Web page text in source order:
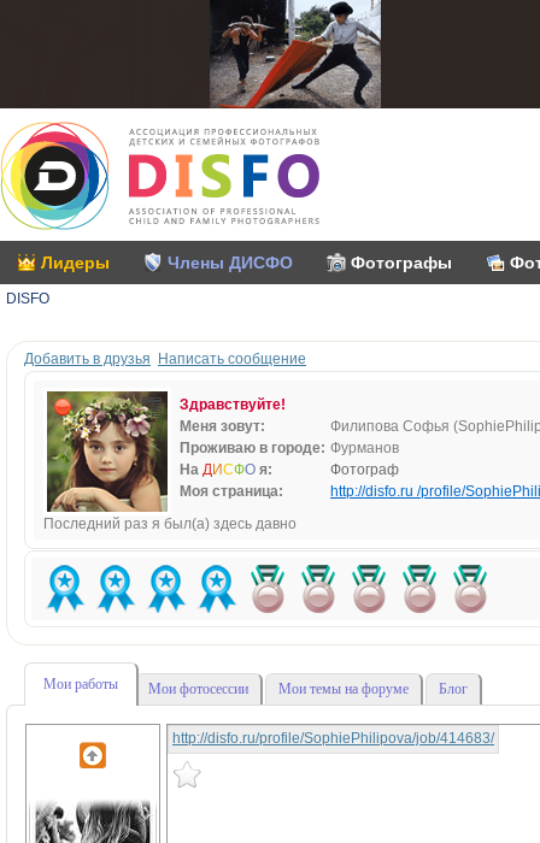
Лидеры Члены ДИСФО Фотографы
DISFO
Добавить в друзья Написать сообщение
Здравствуйте!
Меня зовут:
Филипова Софья
Проживаю в городе: Фурманов
На ДИСФО я:
Фотограф
Моя страница:
http://disfo.ru /profile/
Последний раз я был(а) здесь давно
Мои работы Мои фотосессии Мои темы на форуме Блог
http://disfo.ru/profile/SophiePhilipova/job/414683/